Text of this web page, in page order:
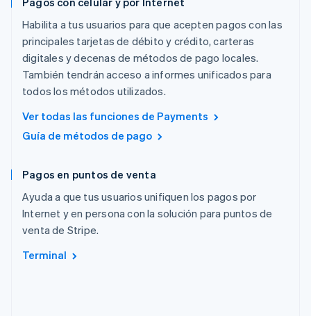
Habilita a tus usuarios para que acepten pagos con las
principales tarjetas de débito y crédito, carteras
digitales y decenas de métodos de pago locales.
También tendrán acceso a informes unificados para
todos los métodos utilizados.
Ver todas las funciones de Payments
Guía de métodos de pago
Pagos en puntos de venta
Ayuda a que tus usuarios unifiquen los pagos por
Internet y en persona con la solución para puntos de
venta de Stripe.
Terminal